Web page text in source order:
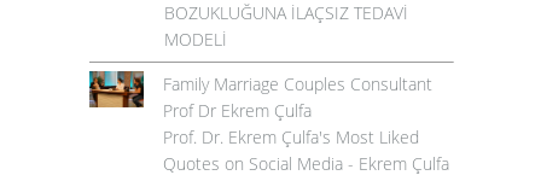
BOZUKLUĞUNA İLAÇSIZ TEDAVİ
MODELİ
Family Marriage Couples Consultant
Prof Dr Ekrem Çulfa
Prof. Dr. Ekrem Çulfa's Most Liked
Quotes on Social Media - Ekrem Çulfa